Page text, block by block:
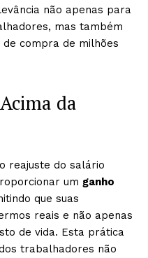
não apenas para
mas também
compra de milhões
da
reajuste do salário
um ganho
que suas
reais e não apenas
de vida. Esta prática
trabalhadores não